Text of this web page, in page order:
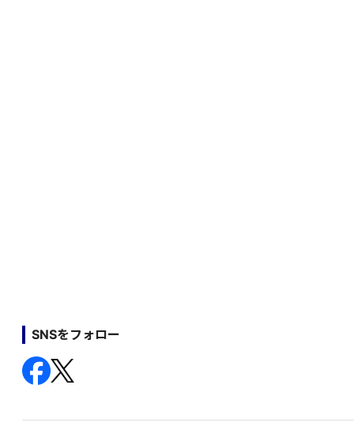
SNSをフォロー